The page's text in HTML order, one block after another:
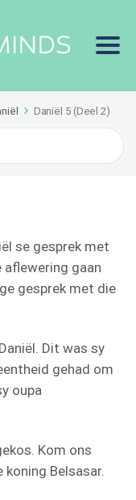
Daniël 5 (Deel 2)
se gesprek met
aflewering gaan
gesprek met die
Dit was sy
gehad om
oupa
Kom ons
Belsasar.